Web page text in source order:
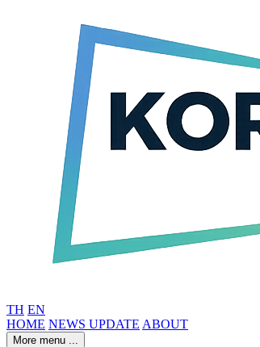
TH EN
HOME NEWS UPDATE ABOUT
More menu ...